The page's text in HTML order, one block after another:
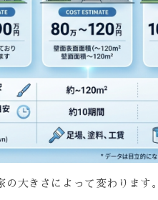
の大きさによって変わります。